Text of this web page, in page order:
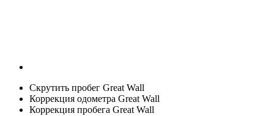
Скрутить пробег Great Wall
Коррекция одометра Great Wall
Коррекция пробега Great Wall